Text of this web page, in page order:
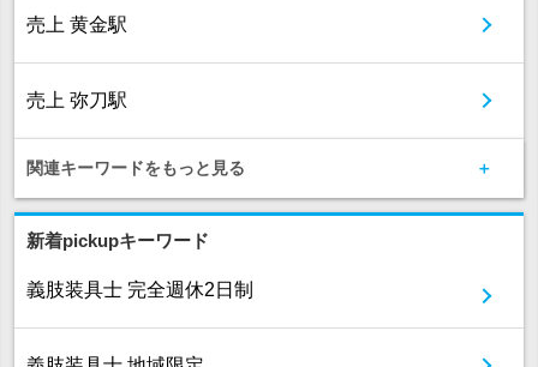
売上 黄金駅
売上 弥刀駅
関連キーワードをもっと見る
新着pickupキーワード
義肢装具士 完全週休2日制